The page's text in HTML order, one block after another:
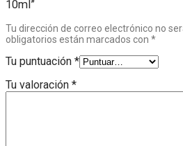
10ml”
Tu dirección de correo electrónico no
obligatorios están marcados con *
Tu puntuación *
Tu valoración *